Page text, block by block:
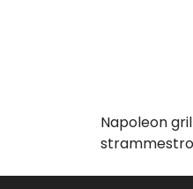
Napoleon